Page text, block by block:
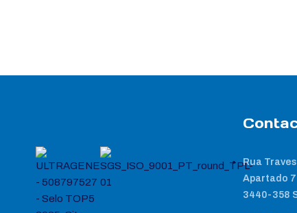
Rua
Apartado 7
3440-358